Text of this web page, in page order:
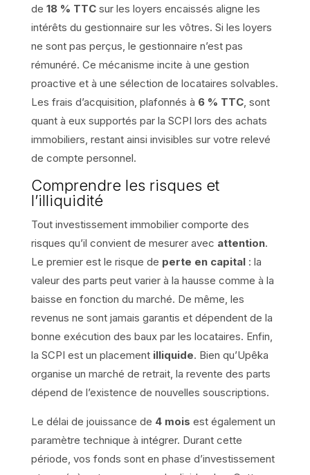
de 18 % TTCsur les loyers encaissés aligne les
intérêts du gestionnaire sur les vôtres. Si les loyers
ne sont pas perçus, le gestionnaire n’est pas
rémunéré. Ce mécanisme incite à une gestion
proactive et à une sélection de locataires solvables.
Les frais d’acquisition, plafonnés à 6 % TTC, sont
quant à eux supportés par la SCPI lors des achats
immobiliers, restant ainsi invisibles sur votre relevé
de compte personnel.
Comprendre les risques et
l’illiquidité
Tout investissement immobilier comporte des
risques qu’il convient de mesurer avec attention.
Le premier est le risque de perte en capital: la
valeur des parts peut varier à la hausse comme à la
baisse en fonction du marché. De même, les
revenus ne sont jamais garantis et dépendent de la
bonne exécution des baux par les locataires. Enfin,
la SCPI est un placement illiquide. Bien qu’Upêka
organise un marché de retrait, la revente des parts
dépend de l’existence de nouvelles souscriptions.
Le délai de jouissance de 4 mois est également un
paramètre technique à intégrer. Durant cette
période, vos fonds sont en phase d’investissement